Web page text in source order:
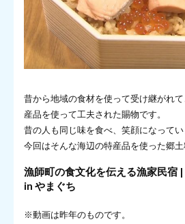
昔から地域の食材を使って受け継がれ
産品を使って工夫された賜物です。
昔の人も同じ味を食べ、笑顔になってい
今回はそんな海辺の特産品を使った郷土
漁師町の食文化を伝える漁家民宿
in やまぐち
※動画は昨年のものです。